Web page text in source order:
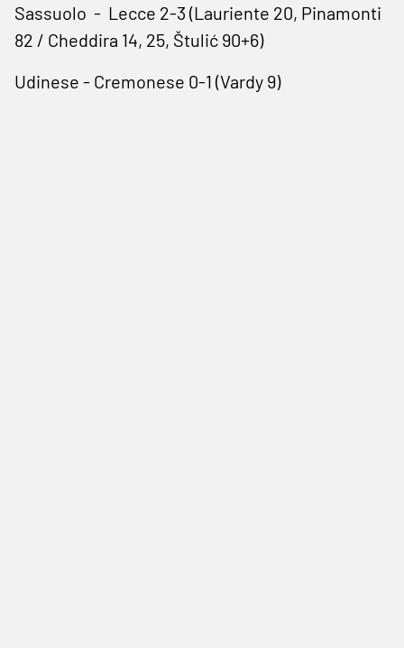
Sassuolo - Lecce 2-3 (Lauriente 20, Pinamonti
82 / Cheddira 14, 25, Štulić 90+6)
Udinese - Cremonese 0-1 (Vardy 9)